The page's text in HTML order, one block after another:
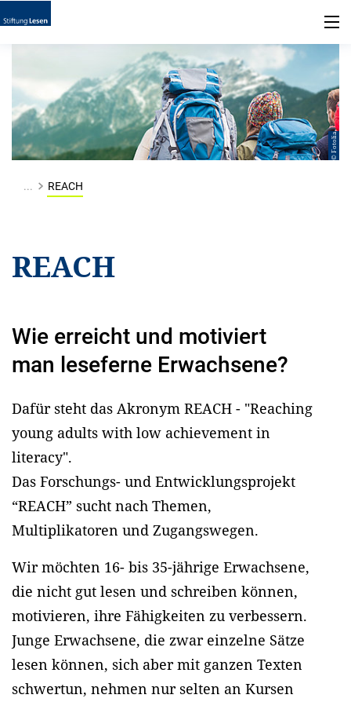
© Fotolia
... REACH
REACH
Wie erreicht und motiviert
man leseferne Erwachsene?
Dafür steht das Akronym REACH - "Reaching
young adults with low achievement in
literacy".
Das Forschungs- und Entwicklungsprojekt
“REACH” sucht nach Themen,
Multiplikatoren und Zugangswegen.
Wir möchten 16- bis 35-jährige Erwachsene,
die nicht gut lesen und schreiben können,
motivieren, ihre Fähigkeiten zu verbessern.
Junge Erwachsene, die zwar einzelne Sätze
lesen können, sich aber mit ganzen Texten
schwertun, nehmen nur selten an Kursen